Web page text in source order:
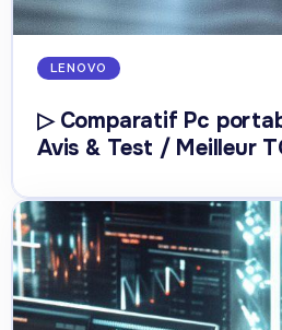
LENOVO
▷ Comparatif Pc
Avis & Test / Meilleur